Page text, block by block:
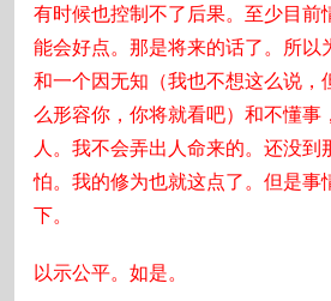
有时候也控制不了后果。至少目前
能会好点。那是将来的话了。所以
和一个因无知（我也不想这么说，
么形容你，你将就看吧）和不懂事
人。我不会弄出人命来的。还没到
怕。我的修为也就这点了。但是事
下。
以示公平。如是。